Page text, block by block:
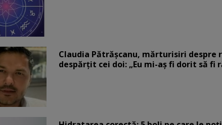
Claudia Pătrășcanu, mărturisiri despre
despărțit cei doi: „Eu mi-aș fi dorit să fi